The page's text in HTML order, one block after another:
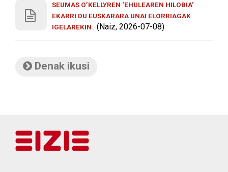
SEUMAS O’KELLYREN ‘EHULEAREN HILOBIA’
EKARRI DU EUSKARARA UNAI ELORRIAGAK
IGELAREKIN . (Naiz, 2026-07-08)
Denak ikusi